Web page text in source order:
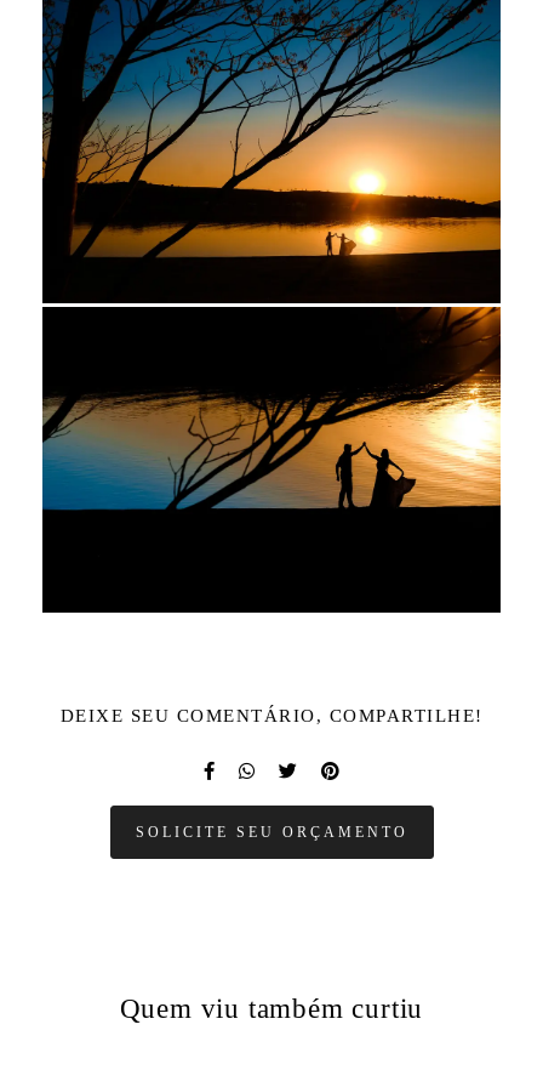
DEIXE SEU COMENTÁRIO, COMPARTILHE!
SOLICITE SEU ORÇAMENTO
Quem viu também curtiu